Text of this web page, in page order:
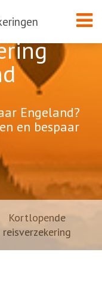
Engeland?
en bespaar
Kortlopende
reisverzekering